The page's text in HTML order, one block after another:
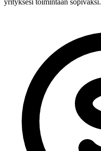
yrityksesi toimintaan sopivaksi.